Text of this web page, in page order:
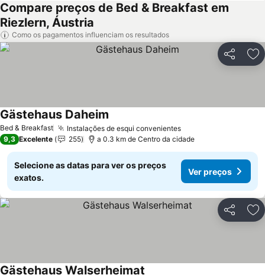
Compare preços de Bed & Breakfast em
Riezlern, Áustria
Como os pagamentos influenciam os resultados
Partilhar
Bed & Breakfast Instalações de esqui convenientesVer preços
Gästehaus Daheim
9,3 Excelente 255 a 0.3 km de Centro da cidade
Selecione as datas para ver os preços
exatos.
Ver preços
Partilhar
Gästehaus Walserheimat